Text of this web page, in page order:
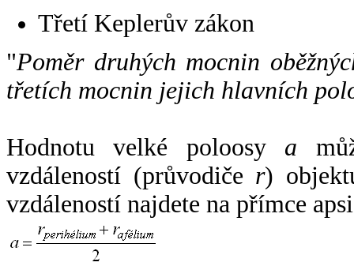
Třetí Keplerův zákon
"Poměr druhých mocnin
třetích mocnin jejich hlavních
Hodnotu velké poloosy a
vzdáleností (průvodiče r)
vzdáleností najdete na přímce